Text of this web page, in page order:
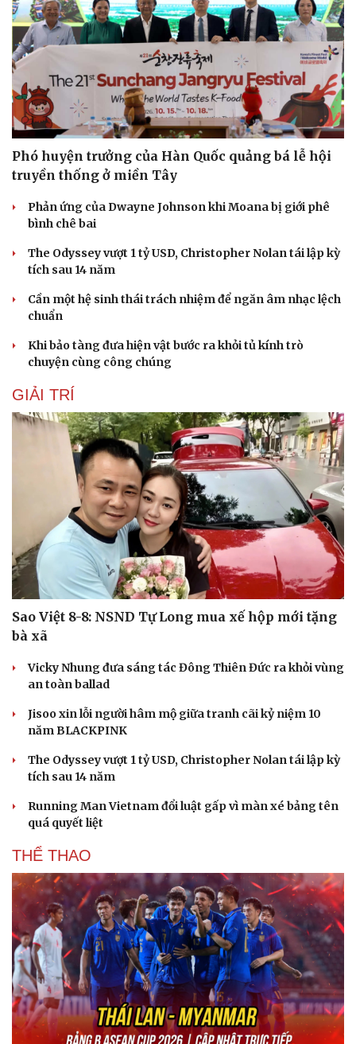
Văn hóa
Sân khấu - Điện ảnh
Âm nhạc
Di sản
Giải trí
Sao Việt
Phó huyện trưởng của Hàn Quốc quảng bá lễ hội
truyền thống ở miền Tây
Phản ứng của Dwayne Johnson khi Moana bị giới phê
bình chê bai
The Odyssey vượt 1 tỷ USD, Christopher Nolan tái lập kỳ
tích sau 14 năm
Cần một hệ sinh thái trách nhiệm để ngăn âm nhạc lệch
chuẩn
Khi bảo tàng đưa hiện vật bước ra khỏi tủ kính trò
chuyện cùng công chúng
GIẢI TRÍ
Sao Việt 8-8: NSND Tự Long mua xế hộp mới tặng
bà xã
Vicky Nhung đưa sáng tác Đông Thiên Đức ra khỏi vùng
an toàn ballad
Jisoo xin lỗi người hâm mộ giữa tranh cãi kỷ niệm 10
năm BLACKPINK
The Odyssey vượt 1 tỷ USD, Christopher Nolan tái lập kỳ
tích sau 14 năm
Running Man Vietnam đổi luật gấp vì màn xé bảng tên
quá quyết liệt
THỂ THAO